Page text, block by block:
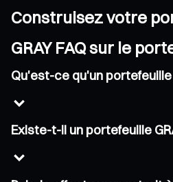
Construisez votre
GRAY FAQ sur le
Qu'est-ce qu'un portefeuille
Existe-t-il un portefeuille